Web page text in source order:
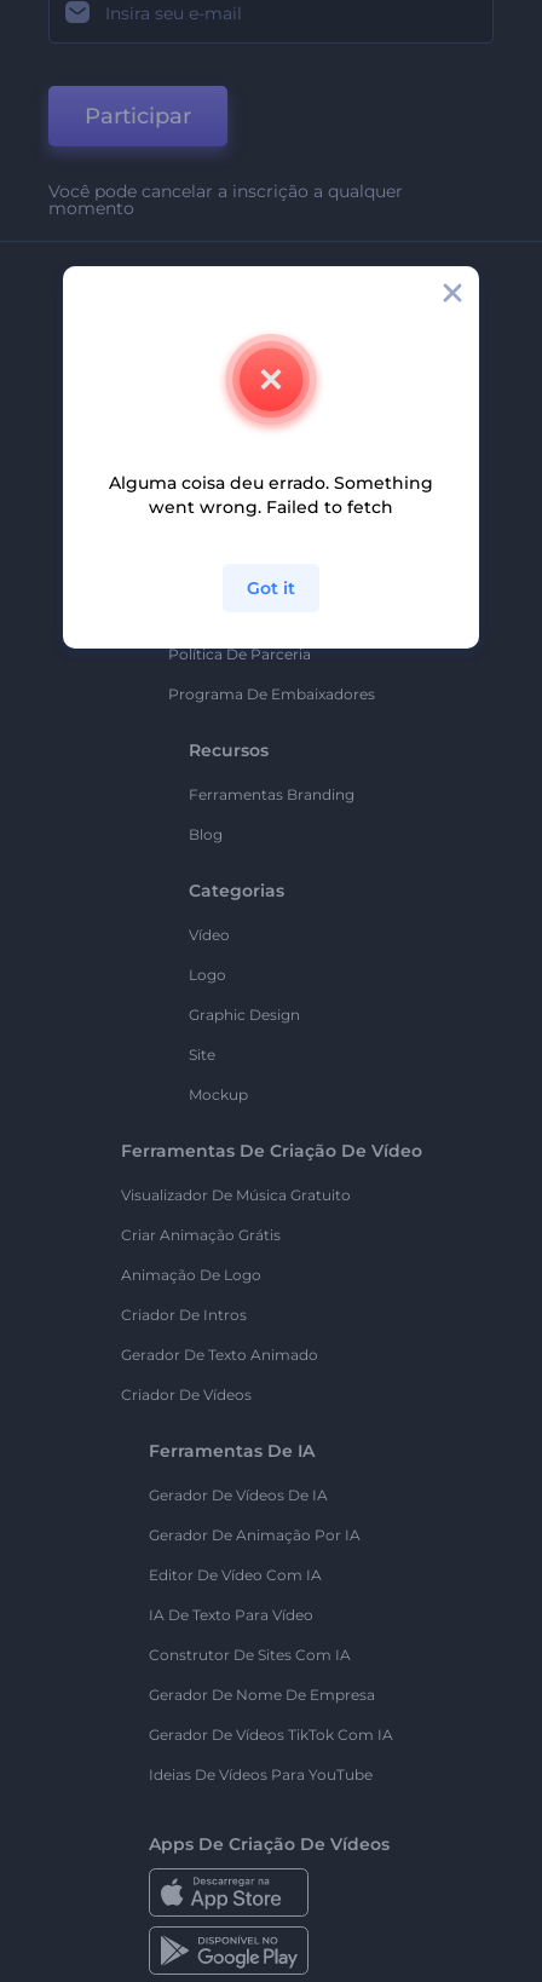
Participar
Você pode cancelar a inscrição a qualquer
momento
Contate-Nos
Carreiras
Programa De Afiliados
Política De Parceria
Programa De Embaixadores
Recursos
Ferramentas Branding
Blog
Categorias
Vídeo
Logo
Graphic Design
Site
Mockup
Ferramentas De Criação De Vídeo
Visualizador De Música Gratuito
Criar Animação Grátis
Animação De Logo
Criador De Intros
Gerador De Texto Animado
Criador De Vídeos
Ferramentas De IA
Gerador De Vídeos De IA
Gerador De Animação Por IA
Editor De Vídeo Com IA
IA De Texto Para Vídeo
Construtor De Sites Com IA
Gerador De Nome De Empresa
Gerador De Vídeos TikTok Com IA
Ideias De Vídeos Para YouTube
Apps De Criação De Vídeos
Alguma coisa deu errado. Something
went wrong. Failed to fetch
Got it